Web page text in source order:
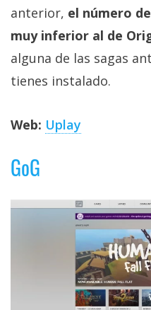
anterior, el número
muy inferior al de
alguna de las sagas
tienes instalado.
Web: Uplay
GoG